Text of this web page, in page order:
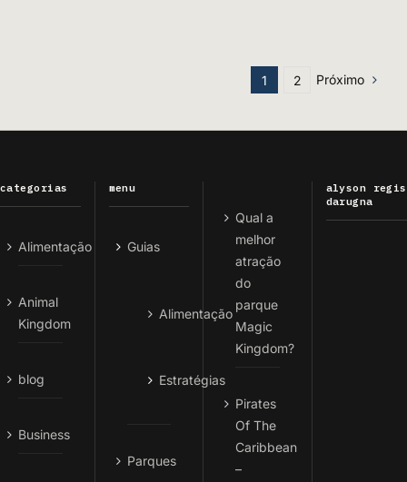
1 2 Próximo
categorias
Alimentação
Animal
Kingdom
blog
Business
menu
Guias
Alimentação
Estratégias
Parques
Qual a
melhor
atração
do
parque
Magic
Kingdom?
Pirates
Of The
Caribbean
–
alyson regis
darugna